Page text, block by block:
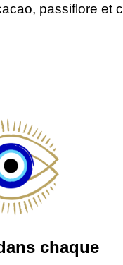
passiflore et
chaque